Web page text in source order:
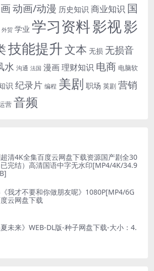
动画/动漫 历史知识 商业知识 国
外贸 学业 学习资料影视影
技能提升文本 无损 无损音
水 沟通 法国 漫画理财知识 电商 电脑软
识 纪录片 编程 美剧 职场 英剧 营销
营 音频
清4K全集百度云网盘下载资源国产剧全30
完结）高清国语中字无水印[MP4/4K/34.9
我才不要和你做朋友呢》1080P[MP4/6G
云网盘下载
夏未来》WEB-DL版-种子网盘下载-大小：4.